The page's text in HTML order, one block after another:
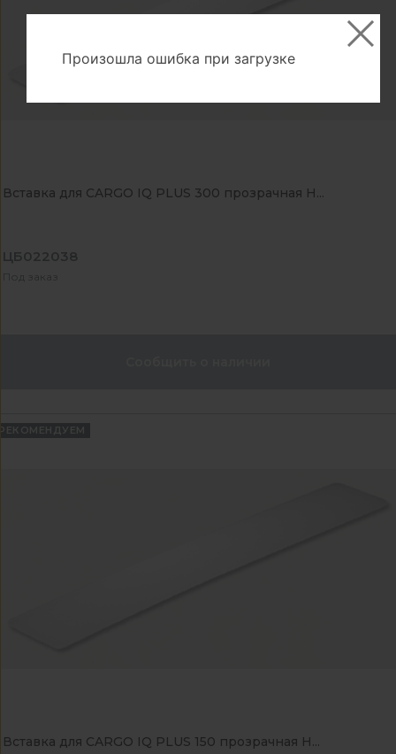
Вставка для CARGO IQ PLUS 300 прозрачная H...
ЦБ022038
Под заказ
Вставка для CARGO IQ PLUS 150 прозрачная H...
Произошла ошибка при загрузке